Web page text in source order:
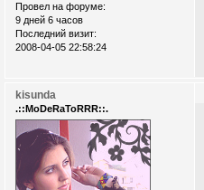
Провел на форуме:
9 дней 6 часов
Последний визит:
2008-04-05 22:58:24
kisunda
.::MoDeRaToRRR::.